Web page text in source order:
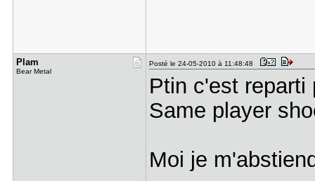
Plam
Bear Metal
Posté le 24-05-2010 à 11:48:48
Ptin c'est
Same player
Moi je